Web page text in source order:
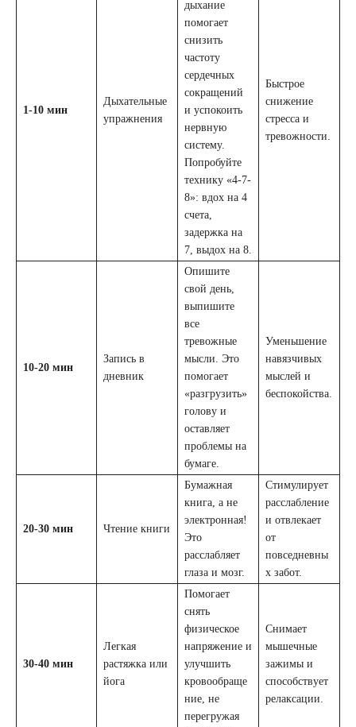
1-10 мин
Дыхательные
упражнения
дыхание
помогает
снизить
частоту
сердечных
сокращений
и успокоить
нервную
систему.
Попробуйте
технику «4-7-
8»: вдох на 4
счета,
задержка на
7, выдох на 8.
Быстрое
снижение
стресса и
тревожности.
10-20 мин
Запись в
дневник
Опишите
свой день,
выпишите
все
тревожные
мысли. Это
помогает
«разгрузить»
голову и
оставляет
проблемы на
бумаге.
Уменьшение
навязчивых
мыслей и
беспокойства.
20-30 мин Чтение книги
Бумажная
книга, а не
электронная!
Это
расслабляет
глаза и мозг.
Стимулирует
расслабление
и отвлекает
от
повседневны
х забот.
30-40 мин
Легкая
растяжка или
йога
Помогает
снять
физическое
напряжение и
улучшить
кровообраще
ние, не
перегружая
Снимает
мышечные
зажимы и
способствует
релаксации.